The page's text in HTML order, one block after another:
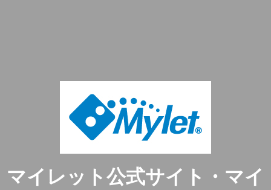
マイレット公式サイト・マイ